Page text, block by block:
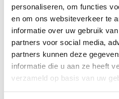
personaliseren, om functies
en om ons websiteverkeer te
informatie over uw gebruik
partners voor social media,
partners kunnen deze
informatie die u aan ze heeft
verzameld op basis van uw
carbon poles zouden
praktijk zijn daar echter
Aluminium
Aluminium nordic walking
maar op zich wel
verder geen klachten